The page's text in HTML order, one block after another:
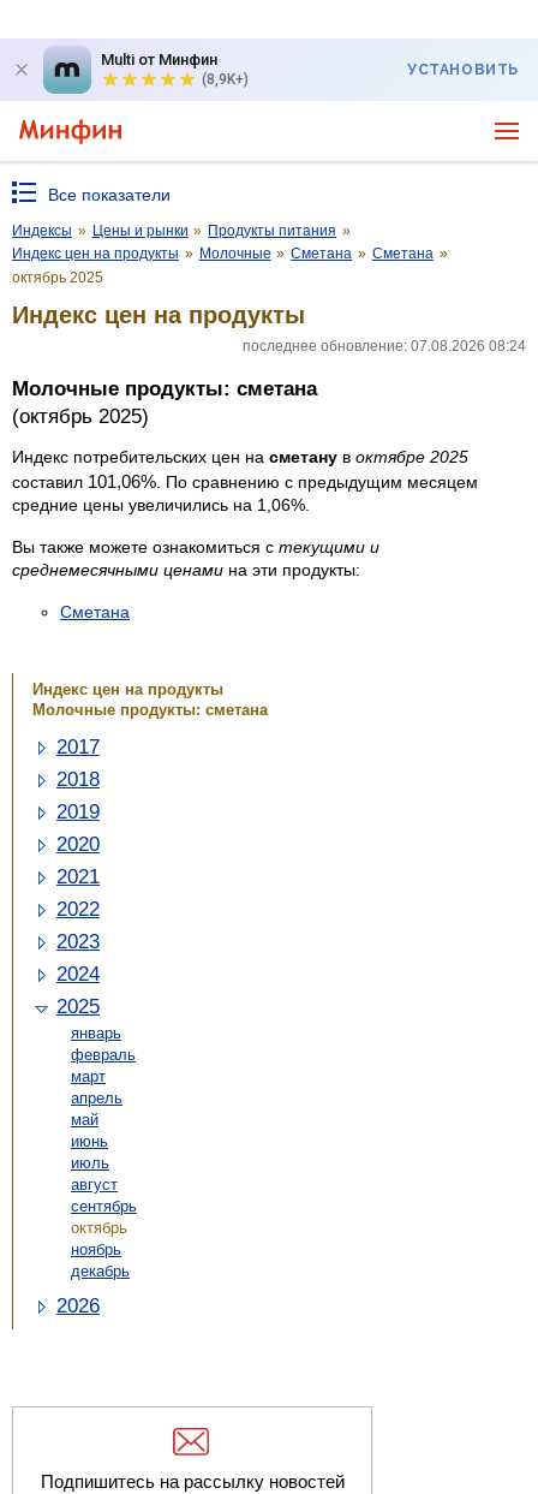
Multi от Минфин
(8,9K+)
УСТАНОВИТЬ
Все показатели
Индексы » Цены и рынки » Продукты питания »
Индекс цен на продукты » Молочные » Сметана » Сметана »
октябрь 2025
Индекс цен на продукты
последнее обновление: 07.08.2026 08:24
Молочные продукты: сметана
(октябрь 2025)
Индекс потребительских цен на сметану в октябре 2025
составил 101,06% . По сравнению с предыдущим месяцем
средние цены увеличились на 1,06%.
Вы также можете ознакомиться с текущими и
среднемесячными ценами на эти продукты:
Сметана
Индекс цен на продукты
Молочные продукты: сметана
2017
2018
2019
2020
2021
2022
2023
2024
2025
январь
февраль
март
апрель
май
июнь
июль
август
сентябрь
октябрь
ноябрь
декабрь
2026
Подпишитесь на рассылку новостей